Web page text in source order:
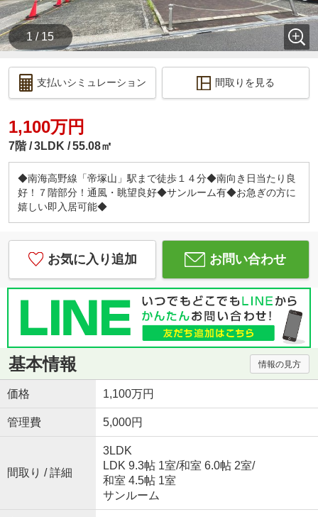
1 / 15
支払いシミュレーション 間取りを見る
1,100万円
7階 3LDK 55.08㎡
◆南海高野線「帝塚山」駅まで徒歩１４分◆南向き日当たり良
好！７階部分！通風・眺望良好◆サンルーム有◆お急ぎの方に
嬉しい即入居可能◆
お気に入り追加 お問い合わせ
基本情報 情報の見方
価格 1,100万円
管理費 5,000円
間取り / 詳細
3LDK
LDK 9.3帖 1室/和室 6.0帖 2室/
和室 4.5帖 1室
サンルーム